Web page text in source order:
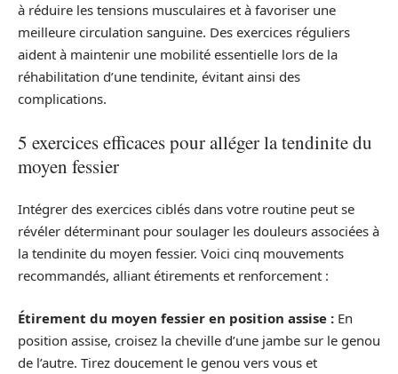
à réduire les tensions musculaires et à favoriser une
meilleure circulation sanguine. Des exercices réguliers
aident à maintenir une mobilité essentielle lors de la
réhabilitation d’une tendinite, évitant ainsi des
complications.
5 exercices efficaces pour alléger la tendinite du
moyen fessier
Intégrer des exercices ciblés dans votre routine peut se
révéler déterminant pour soulager les douleurs associées à
la tendinite du moyen fessier. Voici cinq mouvements
recommandés, alliant étirements et renforcement :
Étirement du moyen fessier en position assise : En
position assise, croisez la cheville d’une jambe sur le genou
de l’autre. Tirez doucement le genou vers vous et